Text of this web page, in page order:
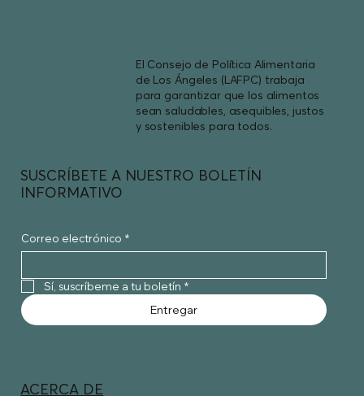
El Consejo de Política Alimentaria
de Los Ángeles (LAFPC) trabaja
para garantizar que los alimentos
sean saludables, asequibles, justos
y sostenibles para todos.
SUSCRÍBETE A NUESTRO BOLETÍN
INFORMATIVO
Correo electrónico *
Sí, suscríbeme a tu boletín *
Entregar
ACERCA DE